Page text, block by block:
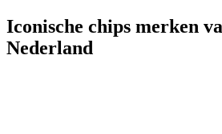
Iconische chips merken
Nederland